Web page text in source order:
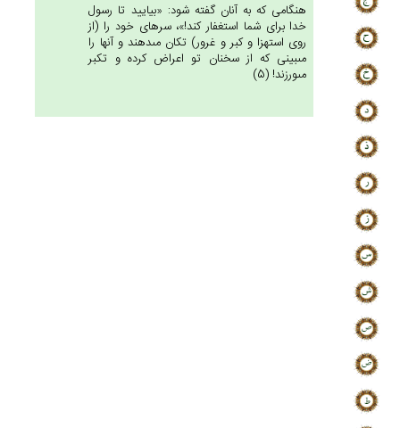
هنگامى كه به آنان گفته شود: «بياييد تا رسول
خدا براى شما استغفار كند!»، سرهاى خود را (از
روى استهزا و كبر و غرور) تكان مى‏دهند و آنها را
مى‏بينى كه از سخنان تو اعراض كرده و تكبر
مى‏ورزند! (5)